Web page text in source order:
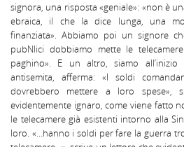
signora, una risposta «geniale»: «non è
ebraica, il che la dice lunga, una
finanziata». Abbiamo poi un signore
pubNlici dobbiamo mette le
paghino». E un altro, siamo
antisemita, afferma: «I soldi
dovrebbero mettere a loro spese»,
evidentemente ignaro, come viene fatto
le telecamere già esistenti intorno alla
loro. «…hanno i soldi per fare la guerra